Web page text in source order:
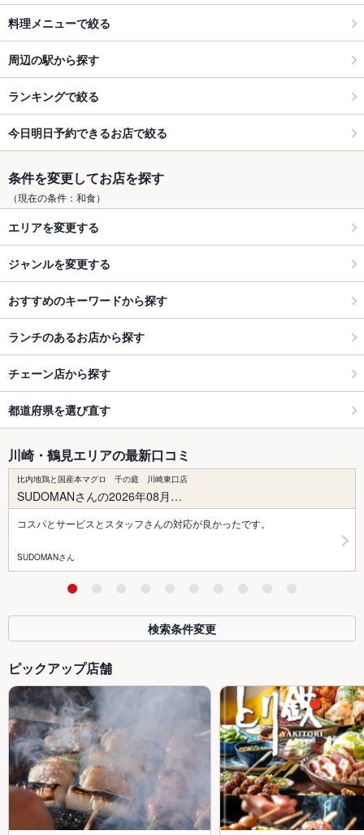
料理メニューで絞る
周辺の駅から探す
ランキングで絞る
今日明日予約できるお店で絞る
条件を変更してお店を探す
（現在の条件：和食）
エリアを変更する
ジャンルを変更する
おすすめのキーワードから探す
ランチのあるお店から探す
チェーン店から探す
都道府県を選び直す
川崎・鶴見エリアの最新口コミ
比内地鶏と国産本マグロ 千の庭 川崎東口店
SUDOMANさんの2026年08月…
コスパとサービスとスタッフさんの対応が良かったです。
SUDOMANさん
検索条件変更
ピックアップ店舗